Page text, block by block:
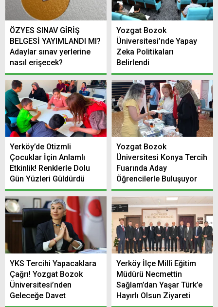
ÖZYES SINAV GİRİŞ
BELGESİ YAYIMLANDI MI?
Adaylar sınav yerlerine
nasıl erişecek?
Yozgat Bozok
Üniversitesi’nde Yapay
Zeka Politikaları
Belirlendi
Yerköy’de Otizmli
Çocuklar İçin Anlamlı
Etkinlik! Renklerle Dolu
Gün Yüzleri Güldürdü
Yozgat Bozok
Üniversitesi Konya Tercih
Fuarında Aday
Öğrencilerle Buluşuyor
YKS Tercihi Yapacaklara
Çağrı! Yozgat Bozok
Üniversitesi’nden
Geleceğe Davet
Yerköy İlçe Millî Eğitim
Müdürü Necmettin
Sağlam’dan Yaşar Türk’e
Hayırlı Olsun Ziyareti